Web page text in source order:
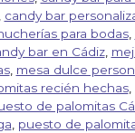
candy bar
para bodas,
bar en Cádiz,
, mesa dulce
recién hechas,
de palomitas
puesto de